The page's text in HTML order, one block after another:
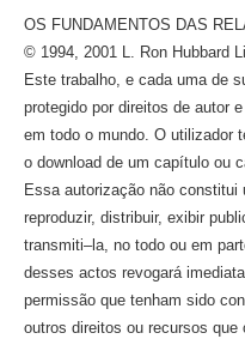
OS FUNDAMENTOS DAS
© 1994, 2001 L. Ron Hubbard
Este trabalho, e cada uma de
protegido por direitos de autor
em todo o mundo. O utilizador
o download de um capítulo ou
Essa autorização não constitui
reproduzir, distribuir, exibir
transmiti–la, no todo ou em
desses actos revogará
permissão que tenham sido
outros direitos ou recursos que